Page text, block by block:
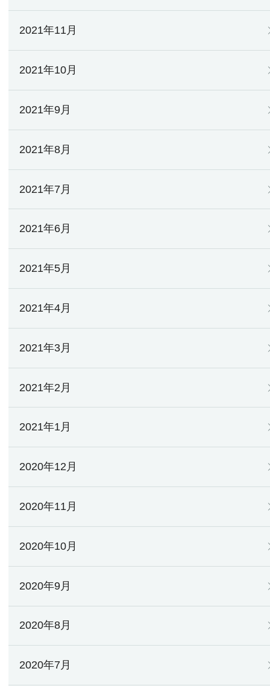
2021年11月
2021年10月
2021年9月
2021年8月
2021年7月
2021年6月
2021年5月
2021年4月
2021年3月
2021年2月
2021年1月
2020年12月
2020年11月
2020年10月
2020年9月
2020年8月
2020年7月